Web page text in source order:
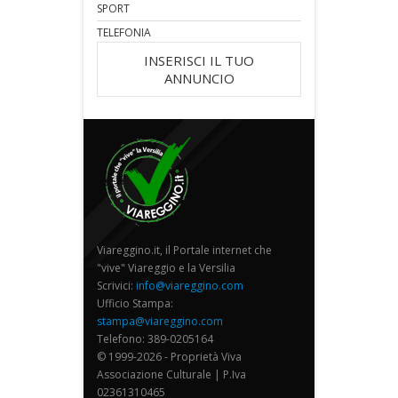
SPORT
TELEFONIA
INSERISCI IL TUO
ANNUNCIO
Viareggino.it, il Portale internet che
"vive" Viareggio e la Versilia
Scrivici: info@viareggino.com
Ufficio Stampa:
stampa@viareggino.com
Telefono: 389-0205164
© 1999-2026 - Proprietà Viva
Associazione Culturale | P.Iva
02361310465